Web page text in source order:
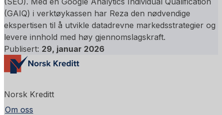
(GAIQ) i verktøykassen har Reza den nødvendige
ekspertisen til å utvikle datadrevne markedsstrategier og
levere innhold med høy gjennomslagskraft.
Publisert: 29, januar 2026
Norsk Kreditt
Om oss